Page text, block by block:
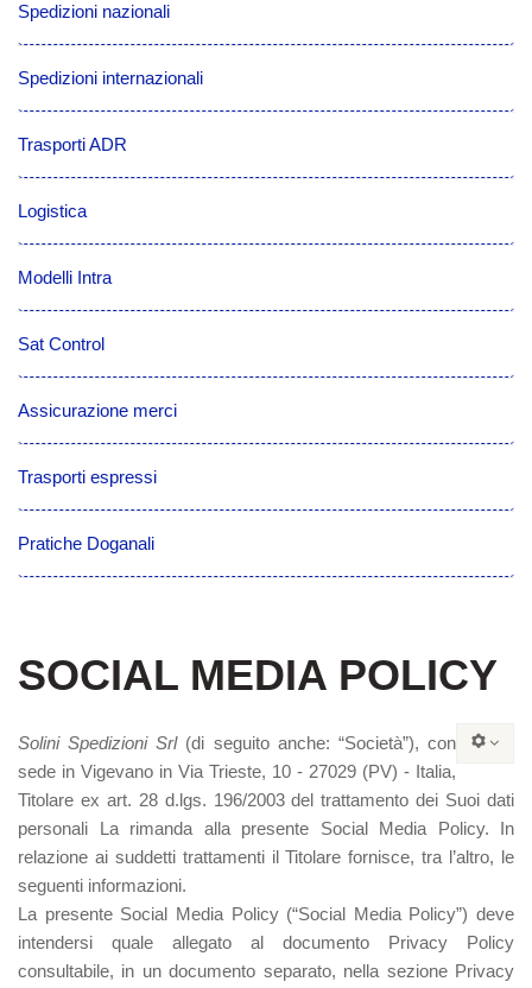
Spedizioni nazionali
Spedizioni internazionali
Trasporti ADR
Logistica
Modelli Intra
Sat Control
Assicurazione merci
Trasporti espressi
Pratiche Doganali
SOCIAL MEDIA POLICY
Solini Spedizioni Srl (di seguito anche: “Società”), con
sede in Vigevano in Via Trieste, 10 - 27029 (PV) ‐ Italia,
Titolare ex art. 28 d.lgs. 196/2003 del trattamento dei Suoi dati
personali La rimanda alla presente Social Media Policy. In
relazione ai suddetti trattamenti il Titolare fornisce, tra l’altro, le
seguenti informazioni.
La presente Social Media Policy (“Social Media Policy”) deve
intendersi quale allegato al documento Privacy Policy
consultabile, in un documento separato, nella sezione Privacy